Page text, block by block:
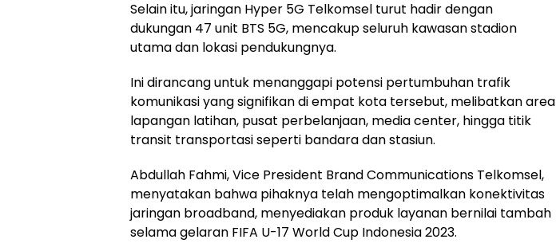
Selain itu, jaringan Hyper 5G Telkomsel turut hadir dengan
dukungan 47 unit BTS 5G, mencakup seluruh kawasan stadion
utama dan lokasi pendukungnya.
Ini dirancang untuk menanggapi potensi pertumbuhan trafik
komunikasi yang signifikan di empat kota tersebut, melibatkan area
lapangan latihan, pusat perbelanjaan, media center, hingga titik
transit transportasi seperti bandara dan stasiun.
Abdullah Fahmi, Vice President Brand Communications Telkomsel,
menyatakan bahwa pihaknya telah mengoptimalkan konektivitas
jaringan broadband, menyediakan produk layanan bernilai tambah
selama gelaran FIFA U-17 World Cup Indonesia 2023.